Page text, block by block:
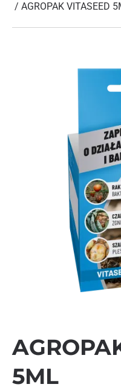
/ AGROPAK VITASEED
5ML